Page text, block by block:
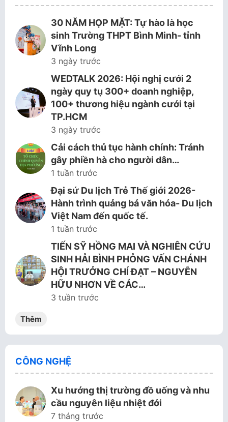
30 NĂM HỌP MẶT: Tự hào là học
sinh Trường THPT Bình Minh- tỉnh
Vĩnh Long
3 ngày trước
WEDTALK 2026: Hội nghị cưới 2
ngày quy tụ 300+ doanh nghiệp,
100+ thương hiệu ngành cưới tại
TP.HCM
3 ngày trước
Cải cách thủ tục hành chính: Tránh
gây phiền hà cho người dân…
1 tuần trước
Đại sứ Du lịch Trẻ Thế giới 2026-
Hành trình quảng bá văn hóa- Du lịch
Việt Nam đến quốc tế.
1 tuần trước
TIẾN SỸ HỒNG MAI VÀ NGHIÊN CỨU
SINH HẢI BÌNH PHỎNG VẤN CHÁNH
HỘI TRƯỞNG CHÍ ĐẠT – NGUYỄN
HỮU NHƠN VỀ CÁC…
3 tuần trước
Thêm
CÔNG NGHỆ
Xu hướng thị trường đồ uống và nhu
cầu nguyên liệu nhiệt đới
7 tháng trước